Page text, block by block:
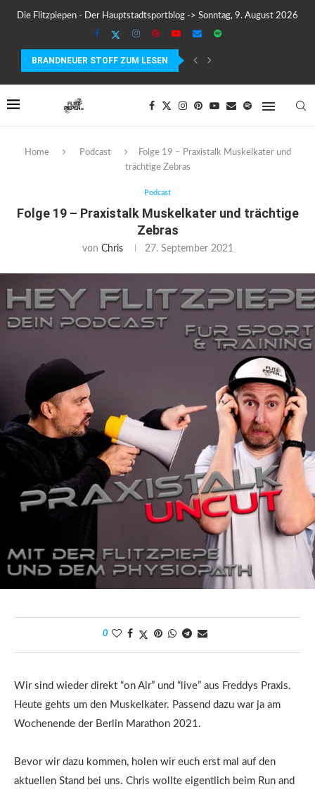
Die Flitzpiepen - Der Hauptstadtsportblog -> Sonntag, 9. August 2026
BRANDNEUER STOFF ZUM LESEN
MEIN ERSTER MARATHON: 42,195 KILOMETER PURE VERRÜCKTHEIT,
Home Podcast
Folge 19 – Praxistalk Muskelkater und
trächtige Zebras
Podcast
Folge 19 – Praxistalk Muskelkater und trächtige
Zebras
von Chris 27. September 2021
0
Wir sind wieder direkt “on Air” und “live” aus Freddys Praxis.
Heute gehts um den Muskelkater. Passend dazu war ja am
Wochenende der Berlin Marathon 2021.
Bevor wir dazu kommen, holen wir euch erst mal auf den
aktuellen Stand bei uns. Chris wollte eigentlich beim Run and